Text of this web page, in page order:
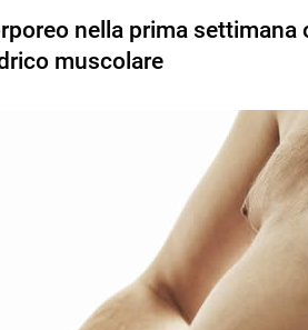
nella prima settimana
muscolare